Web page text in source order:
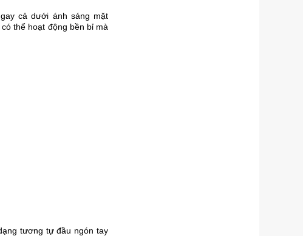
cả dưới ánh sáng mặt
có thể hoạt động bền bỉ mà
tương tự đầu ngón tay